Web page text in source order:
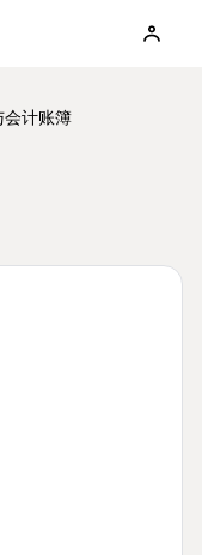
会计账簿